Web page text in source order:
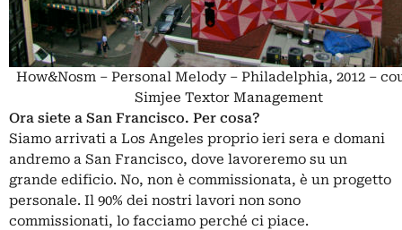
How&Nosm – Personal Melody – Philadelphia, 2012 –
Simjee Textor Management
Ora siete a San Francisco. Per cosa?
Siamo arrivati a Los Angeles proprio ieri sera e domani
andremo a San Francisco, dove lavoreremo su un
grande edificio. No, non è commissionata, è un progetto
personale. Il 90% dei nostri lavori non sono
commissionati, lo facciamo perché ci piace.